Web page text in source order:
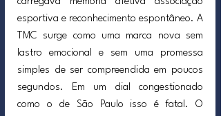
esportiva e reconhecimento espontâneo. A
TMC surge como uma marca nova sem
lastro emocional e sem uma promessa
simples de ser compreendida em poucos
segundos. Em um dial congestionado
como o de São Paulo isso é fatal. O